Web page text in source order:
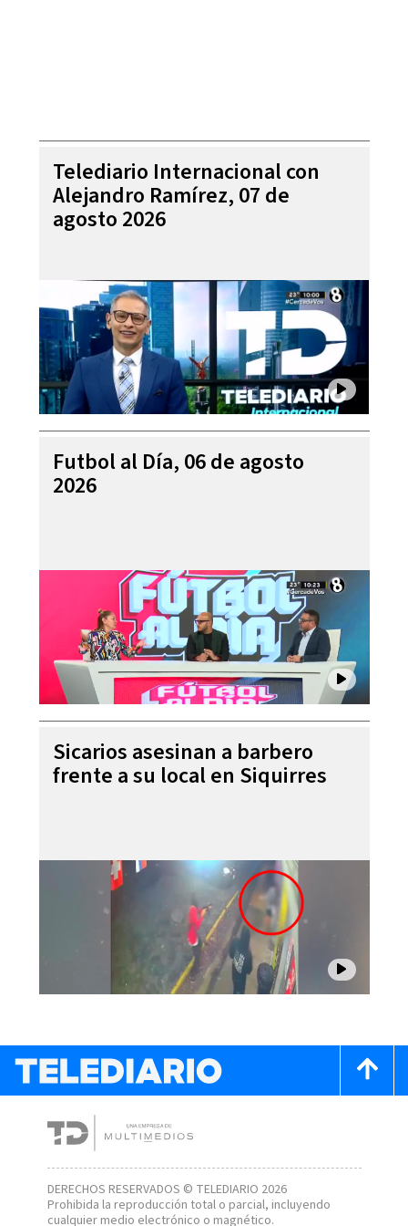
Telediario Internacional con
Alejandro Ramírez, 07 de
agosto 2026
Futbol al Día, 06 de agosto
2026
Sicarios asesinan a barbero
frente a su local en Siquirres
DERECHOS RESERVADOS © TELEDIARIO 2026
Prohibida la reproducción total o parcial, incluyendo
cualquier medio electrónico o magnético.